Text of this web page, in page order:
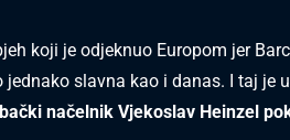
koji je odjeknuo Europom jer
slavna kao i danas. I taj je
načelnik Vjekoslav Heinzel